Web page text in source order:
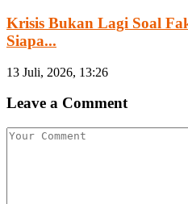
Krisis Bukan Lagi Soal
Siapa...
13 Juli, 2026, 13:26
Leave a Comment